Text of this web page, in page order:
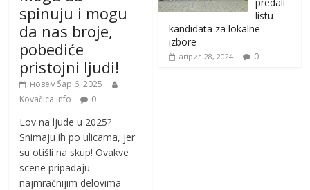
spinuju i mogu
da nas broje,
pobediće
pristojni ljudi!
новембар 6, 2025
Kovačica info
0
Lov na ljude u 2025?
Snimaju ih po ulicama, jer
su otišli na skup! Ovakve
scene pripadaju
najmračnijim delovima
listu
kandidata za lokalne
izbore
април 28, 2024 0